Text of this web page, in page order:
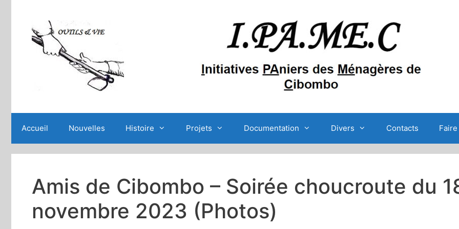
contenu
Accueil Nouvelles Histoire Projets Documentation Divers Contacts
Amis de Cibombo – Soirée choucroute du
novembre 2023 (Photos)